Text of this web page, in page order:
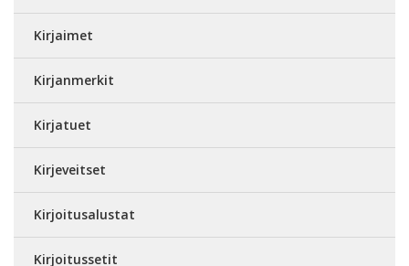
Kirjaimet
Kirjanmerkit
Kirjatuet
Kirjeveitset
Kirjoitusalustat
Kirjoitussetit